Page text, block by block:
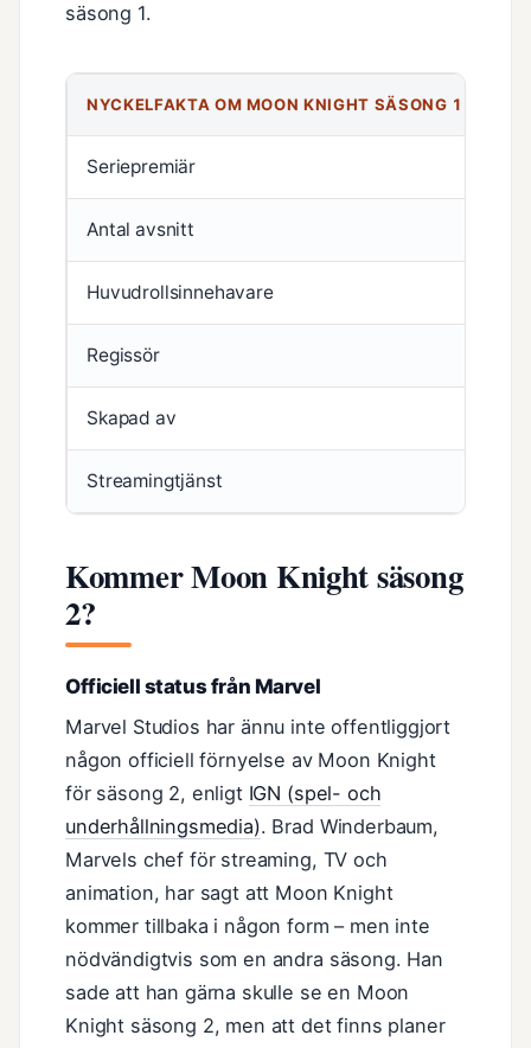
säsong 1.
NYCKELFAKTA OM MOON KNIGHT SÄSONG 1
Seriepremiär
Antal avsnitt
Huvudrollsinnehavare
Regissör
Skapad av
Streamingtjänst
Kommer Moon Knight säsong
2?
Officiell status från Marvel
Marvel Studios har ännu inte offentliggjort
någon officiell förnyelse av Moon Knight
för säsong 2, enligt IGN (spel- och
underhållningsmedia). Brad Winderbaum,
Marvels chef för streaming, TV och
animation, har sagt att Moon Knight
kommer tillbaka i någon form – men inte
nödvändigtvis som en andra säsong. Han
sade att han gärna skulle se en Moon
Knight säsong 2, men att det finns planer